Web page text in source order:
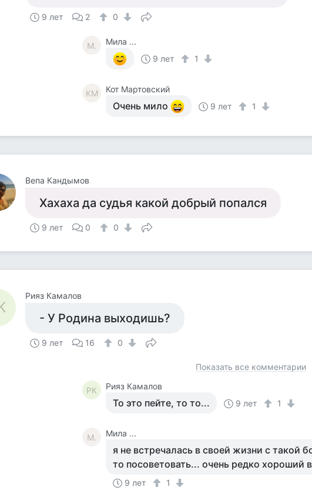
9 лет 2 0
М.
Мила ...
9 лет
1
КМ Кот Мартовский
Очень мило 9 лет 1
Вепа Кандымов
Хахаха да судья какой добрый попался
9 лет 0 0
Рияз Камалов
- У Родина выходишь?
9 лет 16 0
Показать все комментарии
РК Рияз Камалов
То это пейте, то то... 9 лет 1
М. Мила ...
я не встречалась в своей жизни с такой
то посоветовать... очень редко хороший
9 лет 1